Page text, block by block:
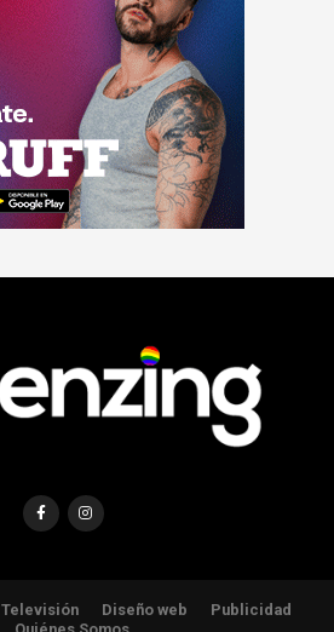
Televisión Diseño web
Publicidad